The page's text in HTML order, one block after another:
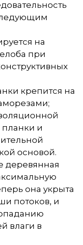
на
при
крепится на
и
основой.
деревянная
она укрыта
потоков, и
влаги в